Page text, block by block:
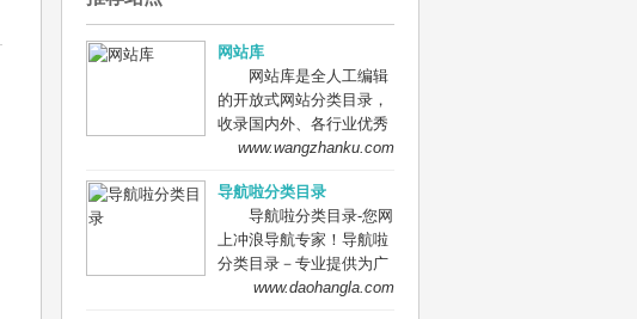
网站库
网站库是全人工编辑
的开放式网站分类目录，
收录国内外、各行业优秀
网站，旨在为用户提供更
索、优秀网站参考、网站
推广服务、网站黄页、网
上娱乐冲浪导航网站。
www.wangzhanku.com
导航啦分类目录
导航啦分类目录-您网
上冲浪导航专家！导航啦
分类目录－专业提供为广
大站长收录的开放式网站
www.daohangla.com